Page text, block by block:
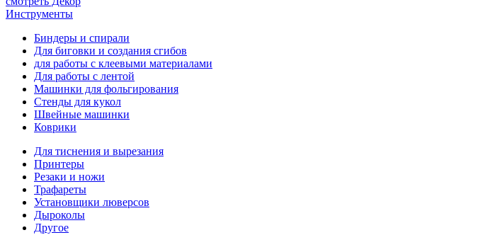
Инструменты
Биндеры и спирали
Для биговки и создания сгибов
для работы с клеевыми материалами
Для работы с лентой
Машинки для фольгирования
Стенды для кукол
Швейные машинки
Коврики
Для тиснения и вырезания
Принтеры
Резаки и ножи
Трафареты
Установщики люверсов
Дыроколы
Другое